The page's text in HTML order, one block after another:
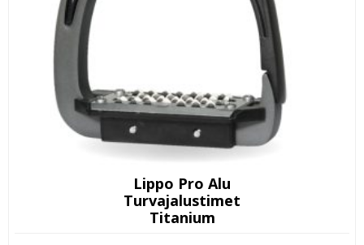
Lippo Pro Alu
Turvajalustimet
Titanium